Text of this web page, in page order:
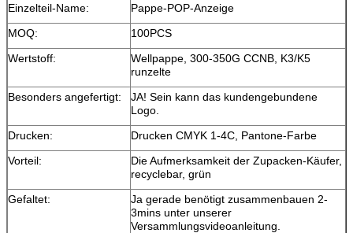
Einzelteil-Name:
Pappe-POP-Anzeige
MOQ:
100PCS
Wertstoff:
Wellpappe, 300-350G CCNB, K3/K5
runzelte
Besonders angefertigt:
JA! Sein kann das kundengebundene
Logo.
Drucken:
Drucken CMYK 1-4C, Pantone-Farbe
Vorteil:
Die Aufmerksamkeit der Zupacken-Käufer,
recyclebar, grün
Gefaltet:
Ja gerade benötigt zusammenbauen 2-
3mins unter unserer
Versammlungsvideoanleitung.